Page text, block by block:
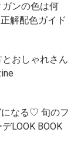
ンの色は何
解配色ガイド
とおしゃれさん
になる♡ 旬のフ
LOOK BOOK